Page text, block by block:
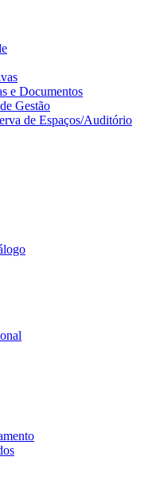
e Documentos
Gestão
de Espaços/Auditório